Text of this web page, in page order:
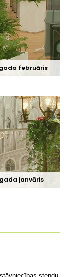
gada februāris
gada janvāris
stendu